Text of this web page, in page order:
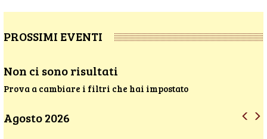
PROSSIMI EVENTI
Non ci sono risultati
Prova a cambiare i filtri che hai impostato
Agosto 2026